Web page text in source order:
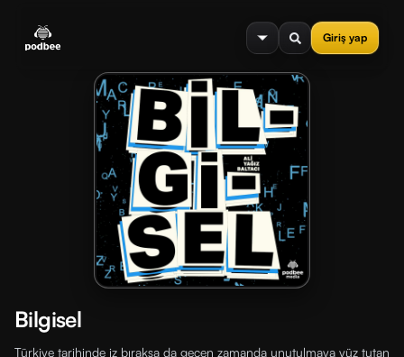
Giriş yap
menu
Bilgisel
Türkiye tarihinde iz bıraksa da geçen zamanda unutulmaya yüz tutan